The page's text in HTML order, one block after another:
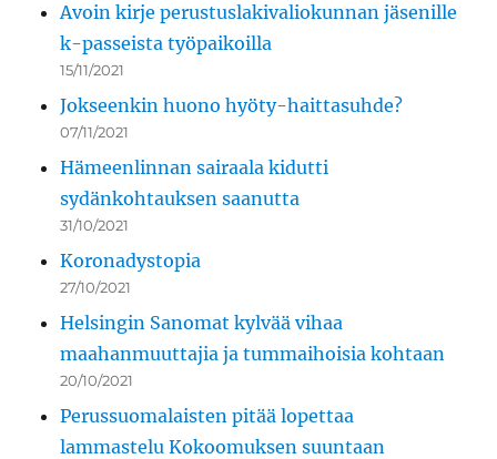
Avoin kirje perustuslakivaliokunnan jäsenille
k-passeista työpaikoilla
15/11/2021
Jokseenkin huono hyöty-haittasuhde?
07/11/2021
Hämeenlinnan sairaala kidutti
sydänkohtauksen saanutta
31/10/2021
Koronadystopia
27/10/2021
Helsingin Sanomat kylvää vihaa
maahanmuuttajia ja tummaihoisia kohtaan
20/10/2021
Perussuomalaisten pitää lopettaa
lammastelu Kokoomuksen suuntaan